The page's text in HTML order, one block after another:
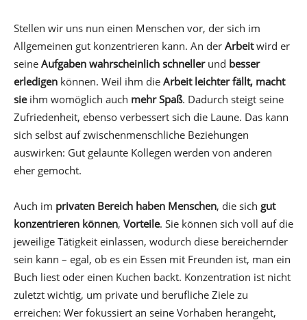
Stellen wir uns nun einen Menschen vor, der sich im
Allgemeinen gut konzentrieren kann. An der Arbeitwird er
seine Aufgaben wahrscheinlich schnellerund besser
erledigen können. Weil ihm die Arbeit leichter fällt, macht
sieihm womöglich auch mehr Spaß. Dadurch steigt seine
Zufriedenheit, ebenso verbessert sich die Laune. Das kann
sich selbst auf zwischenmenschliche Beziehungen
auswirken: Gut gelaunte Kollegen werden von anderen
eher gemocht.
Auch im privaten Bereich haben Menschen, die sich gut
konzentrieren können, Vorteile. Sie können sich voll auf die
jeweilige Tätigkeit einlassen, wodurch diese bereichernder
sein kann – egal, ob es ein Essen mit Freunden ist, man ein
Buch liest oder einen Kuchen backt. Konzentration ist nicht
zuletzt wichtig, um private und berufliche Ziele zu
erreichen: Wer fokussiert an seine Vorhaben herangeht,